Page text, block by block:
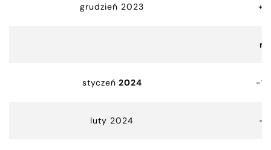
grudzień 2023
styczeń 2024 -
luty 2024 -